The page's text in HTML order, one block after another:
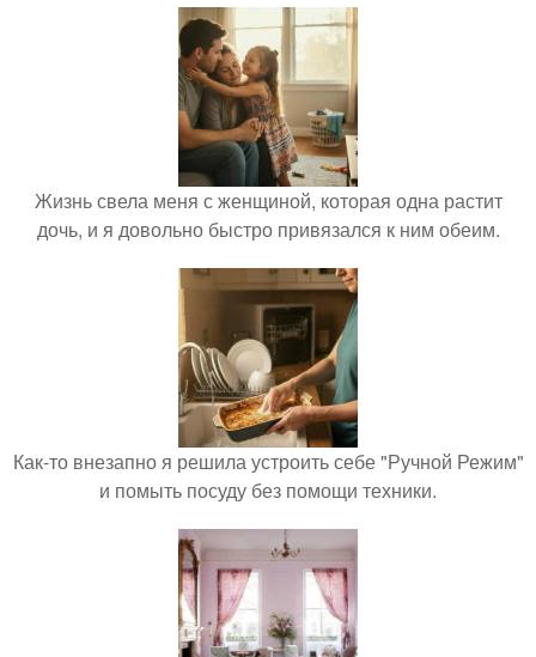
Жизнь свела меня с женщиной, которая одна растит
дочь, и я довольно быстро привязался к ним обеим.
Как-то внезапно я решила устроить себе "Ручной Режим"
и помыть посуду без помощи техники.